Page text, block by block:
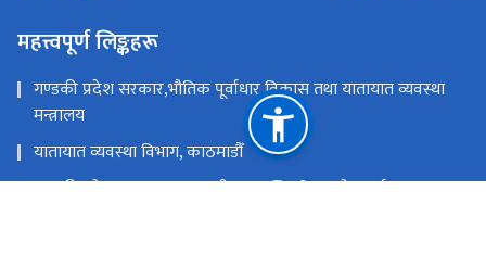
महत्त्वपूर्ण लिङ्कहरू
गण्डकी प्रदेश सरकार,भौतिक पूर्वाधार विकास तथा यातायात व्यवस्था
मन्त्रालय
यातायात व्यवस्था विभाग, काठमाडौँ
गण्डकी प्रदेश सरकार,मुख्यमन्त्री तथा मन्त्रिपरिषद्को कार्यालय